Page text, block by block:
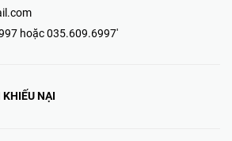
hoặc 035.609.6997'
KHIẾU NẠI